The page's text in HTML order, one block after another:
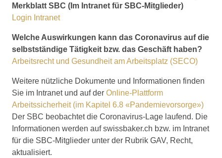
Merkblatt SBC (Im Intranet für SBC-Mitglieder)
Login Intranet
Welche Auswirkungen kann das Coronavirus auf die
selbstständige Tätigkeit bzw. das Geschäft haben?
Arbeitsrecht und Gesundheit am Arbeitsplatz (SECO)
Weitere nützliche Dokumente und Informationen finden
Sie im Intranet und auf der Online-Plattform
Arbeitssicherheit (im Kapitel 6.8 «Pandemievorsorge»)
Der SBC beobachtet die Coronavirus-Lage laufend. Die
Informationen werden auf swissbaker.ch bzw. im Intranet
für die SBC-Mitglieder unter der Rubrik GAV, Recht,
aktualisiert.